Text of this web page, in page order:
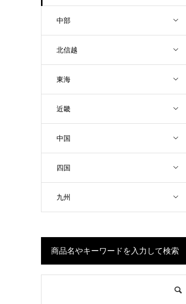
中部
北信越
東海
近畿
中国
四国
九州
商品名やキーワードを入力して検索